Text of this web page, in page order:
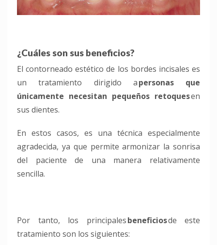
¿Cuáles son sus beneficios?
El contorneado estético de los bordes incisales es
un tratamiento dirigido apersonas que
únicamente necesitan pequeños retoquesen
sus dientes.
En estos casos, es una técnica especialmente
agradecida, ya que permite armonizar la sonrisa
del paciente de una manera relativamente
sencilla.
Por tanto, los principalesbeneficiosde este
tratamiento son los siguientes: